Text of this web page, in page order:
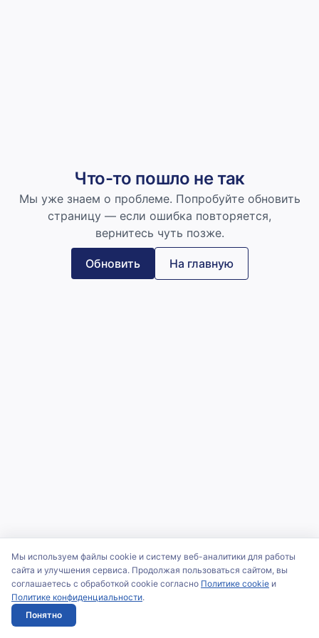
Что-то пошло не так
Мы уже знаем о проблеме. Попробуйте обновить
страницу — если ошибка повторяется,
вернитесь чуть позже.
Обновить На главную
Мы используем файлы cookie и систему веб-аналитики для работы
сайта и улучшения сервиса. Продолжая пользоваться сайтом, вы
соглашаетесь с обработкой cookie согласно Политике cookie и
Политике конфиденциальности.
Понятно